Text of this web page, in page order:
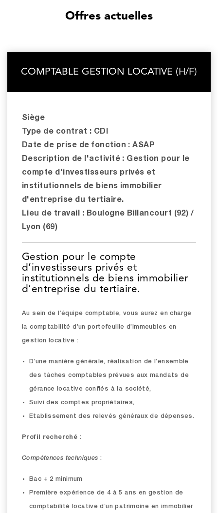
Offres actuelles
COMPTABLE GESTION LOCATIVE (H/F)
Siège
Type de contrat : CDI
Date de prise de fonction : ASAP
Description de l'activité : Gestion pour le
compte d'investisseurs privés et
institutionnels de biens immobilier
d'entreprise du tertiaire.
Lieu de travail : Boulogne Billancourt (92) /
Lyon (69)
Gestion pour le compte
d’investisseurs privés et
institutionnels de biens immobilier
d’entreprise du tertiaire.
Au sein de l’équipe comptable, vous aurez en charge
la comptabilité d’un portefeuille d’immeubles en
gestion locative :
D’une manière générale, réalisation de l’ensemble
des tâches comptables prévues aux mandats de
gérance locative confiés à la société,
Suivi des comptes propriétaires,
Etablissement des relevés généraux de dépenses.
Profil recherché :
Compétences techniques :
Bac + 2 minimum
Première expérience de 4 à 5 ans en gestion de
comptabilité locative d’un patrimoine en immobilier